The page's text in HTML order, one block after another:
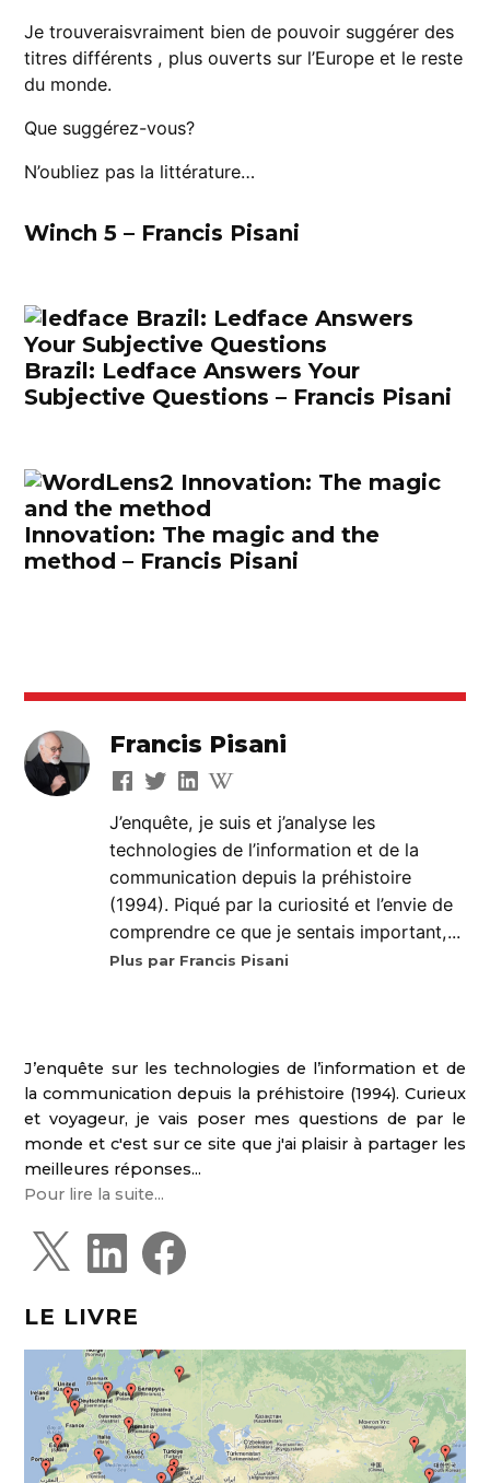
Je trouveraisvraiment bien de pouvoir suggérer des
titres différents , plus ouverts sur l’Europe et le reste
du monde.
Que suggérez-vous?
N’oubliez pas la littérature…
Winch 5 – Francis Pisani
Brazil: Ledface Answers Your
Subjective Questions – Francis Pisani
Innovation: The magic and the
method – Francis Pisani
Francis Pisani
J’enquête, je suis et j’analyse les
technologies de l’information et de la
communication depuis la préhistoire
(1994). Piqué par la curiosité et l’envie de
comprendre ce que je sentais important,...
Plus par Francis Pisani
J’enquête sur les technologies de l’information et de
la communication depuis la préhistoire (1994). Curieux
et voyageur, je vais poser mes questions de par le
monde et c'est sur ce site que j'ai plaisir à partager les
meilleures réponses...
Pour lire la suite...
X
L
d
I
a
c
LE LIVRE